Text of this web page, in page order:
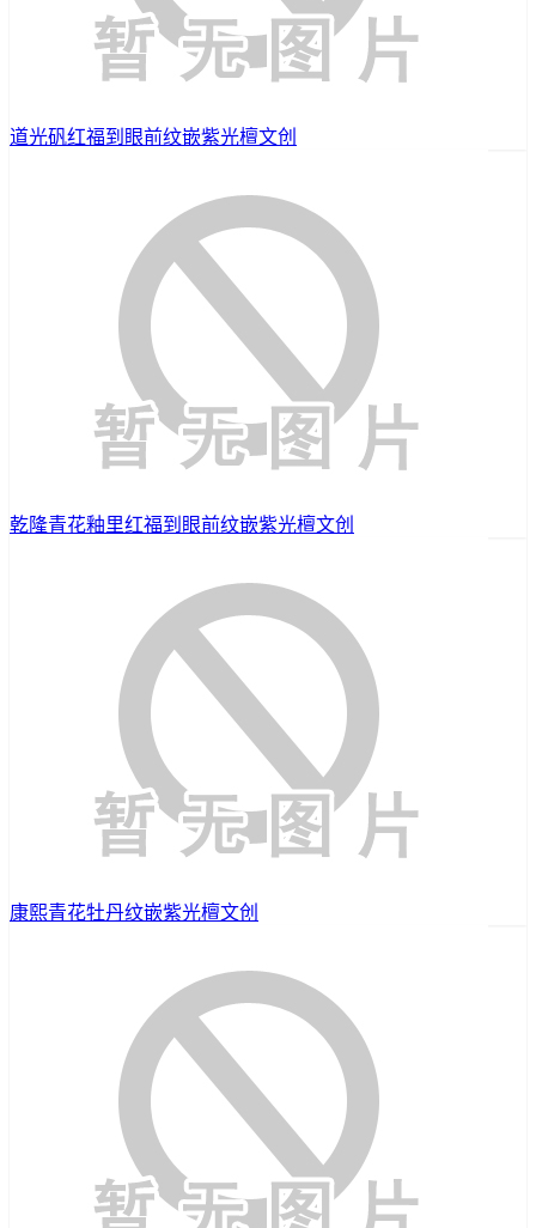
道光矾红福到眼前纹嵌紫光檀文创
乾隆青花釉里红福到眼前纹嵌紫光檀文创
康熙青花牡丹纹嵌紫光檀文创